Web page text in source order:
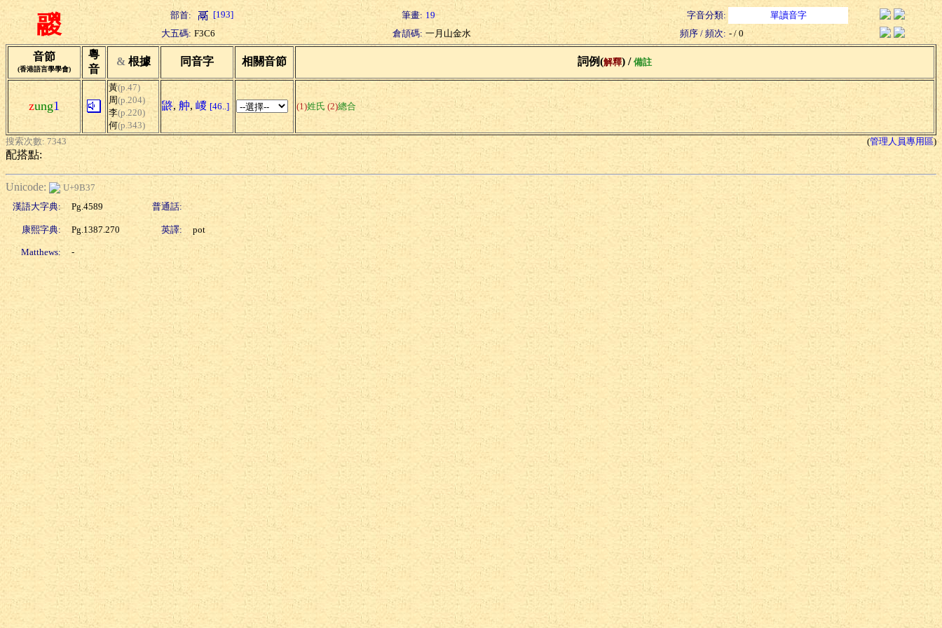
鬷 部首: [193] 筆畫: 19 字音分類:
單讀音字
大五碼: F3C6 倉頡碼: 一月山金水 頻序 / 頻次: - / 0
音節
(香港語言學學會)
粵
音
& 根據 同音字 相關音節 詞例(解釋) / 備註
zung1
黃(p.47)
周(p.204)
李(p.220)
何(p.343)
鼨, 舯, 嵕 [46..] (1)姓氏 (2)總合
搜索次數: 7343 (管理人員專用區)
配搭點:
Unicode:
U+9B37
漢語大字典:
Pg.4589 普通話:
康熙字典: Pg.1387.270 英譯: pot
Matthews: -